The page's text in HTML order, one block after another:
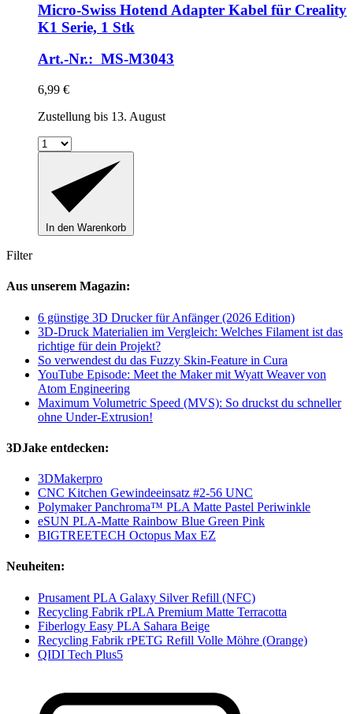
Micro-Swiss Hotend Adapter Kabel für Creality
K1 Serie, 1 Stk
Art.-Nr.: MS-M3043
6,99 €
Zustellung bis 13. August
In den Warenkorb
Filter
Aus unserem Magazin:
6 günstige 3D Drucker für Anfänger (2026 Edition)
3D-Druck Materialien im Vergleich: Welches Filament ist das
richtige für dein Projekt?
So verwendest du das Fuzzy Skin-Feature in Cura
YouTube Episode: Meet the Maker mit Wyatt Weaver von
Atom Engineering
Maximum Volumetric Speed (MVS): So druckst du schneller
ohne Under-Extrusion!
3DJake entdecken:
3DMakerpro
CNC Kitchen Gewindeeinsatz #2-56 UNC
Polymaker Panchroma™ PLA Matte Pastel Periwinkle
eSUN PLA-Matte Rainbow Blue Green Pink
BIGTREETECH Octopus Max EZ
Neuheiten:
Prusament PLA Galaxy Silver Refill (NFC)
Recycling Fabrik rPLA Premium Matte Terracotta
Fiberlogy Easy PLA Sahara Beige
Recycling Fabrik rPETG Refill Volle Möhre (Orange)
QIDI Tech Plus5